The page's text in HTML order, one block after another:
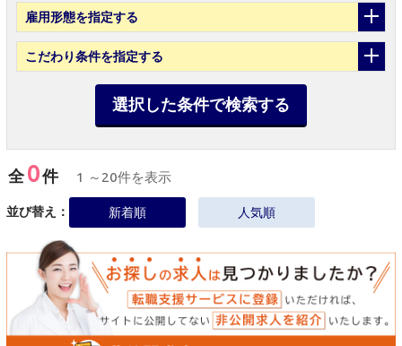
雇用形態を指定する
こだわり条件を指定する
選択した条件で検索する
全0件 1 ～20件を表示
並び替え： 新着順 人気順